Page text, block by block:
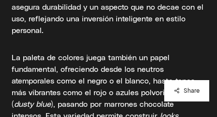
asegura durabilidad y un aspecto que no decae con el
uso, reflejando una inversión inteligente en estilo
personal.
La paleta de colores juega también un papel
fundamental, ofreciendo desde los neutros
atemporales como el negro o el blanco, hasta tonos
más vibrantes como el rojo o azules polvorientos
(dusty blue), pasando por marrones chocolate
Share